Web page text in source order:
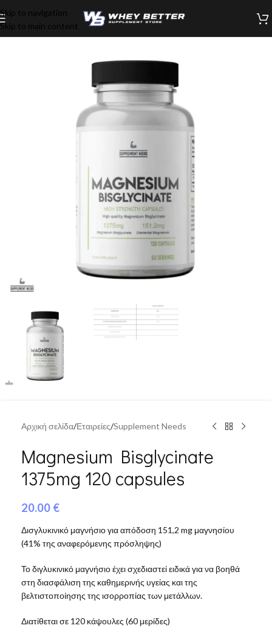
Skip to navigation
Skip to main content
Αρχική σελίδα/Εταιρείες/Supplement Needs
Magnesium Bisglycinate
1375mg 120 capsules
20.00 €
Δισγλυκινικό μαγνήσιο για απόδοση 151,2 mg μαγνησίου
(41% της αναφερόμενης πρόσληψης)
Το διγλυκινικό μαγνήσιο έχει σχεδιαστεί ειδικά για να βοηθά
στη διασφάλιση της καθημερινής υγείας και της
βελτιστοποίησης της ισορροπίας των μετάλλων.
Διατίθεται σε 120 κάψουλες (60 μερίδες)